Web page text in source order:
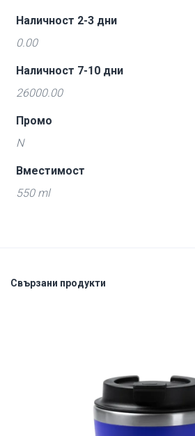
Наличност 2-3 дни
0.00
Наличност 7-10 дни
26000.00
Промо
N
Вместимост
550 ml
Свързани продукти